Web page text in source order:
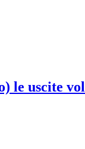
le uscite